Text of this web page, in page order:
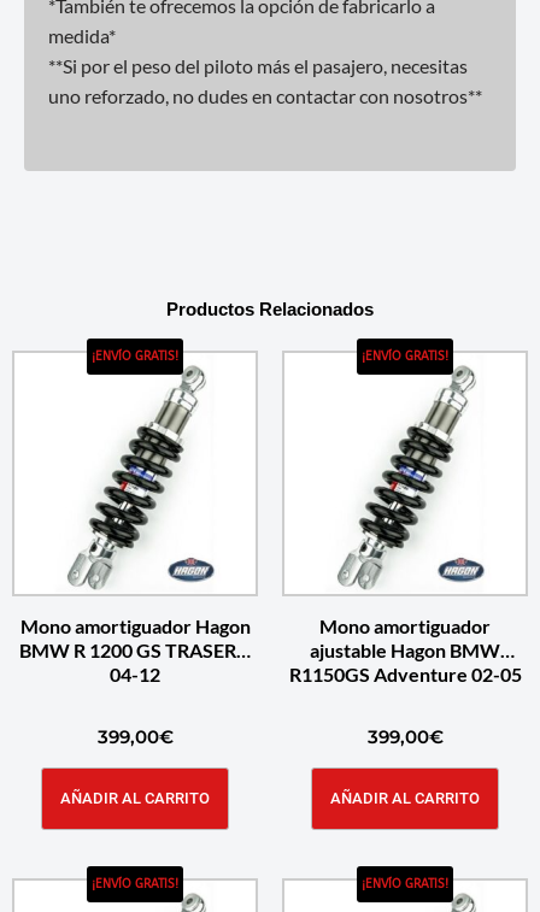
*También te ofrecemos la opción de fabricarlo a
medida*
**Si por el peso del piloto más el pasajero, necesitas
uno reforzado, no dudes en contactar con nosotros**
Productos Relacionados
¡ENVÍO GRATIS!
Mono amortiguador Hagon
BMW R 1200 GS TRASERO
04-12
399,00€
AÑADIR AL CARRITO
¡ENVÍO GRATIS!
Mono amortiguador
ajustable Hagon BMW
R1150GS Adventure 02-05
399,00€
AÑADIR AL CARRITO
¡ENVÍO GRATIS! ¡ENVÍO GRATIS!